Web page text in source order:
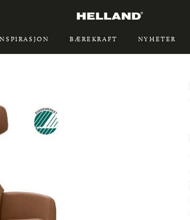
BÆREKRAFT
NYHETER